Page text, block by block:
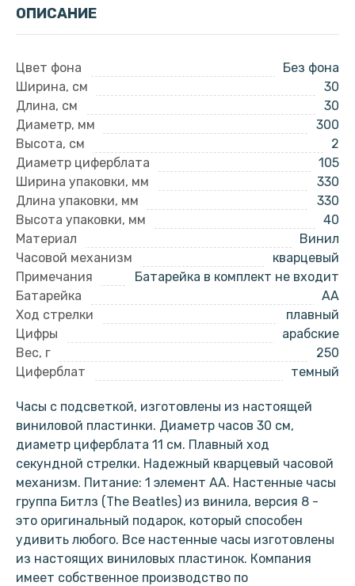
ОПИСАНИЕ
Цвет фона
Без фона
Ширина, см
30
Длина, см
30
Диаметр, мм
300
Высота, см
2
Диаметр циферблата
105
Ширина упаковки, мм
330
Длина упаковки, мм
330
Высота упаковки, мм
40
Материал
Винил
Часовой механизм
кварцевый
Примечания
Батарейка в комплект не входит
Батарейка
AA
Ход стрелки
плавный
Цифры
арабские
Вес, г
250
Циферблат
темный
Часы с подсветкой, изготовлены из настоящей
виниловой пластинки. Диаметр часов 30 см,
диаметр циферблата 11 см. Плавный ход
секундной стрелки. Надежный кварцевый часовой
механизм. Питание: 1 элемент АА. Настенные часы
группа Битлз (The Beatles) из винила, версия 8 -
это оригинальный подарок, который способен
удивить любого. Все настенные часы изготовлены
из настоящих виниловых пластинок. Компания
имеет собственное производство по